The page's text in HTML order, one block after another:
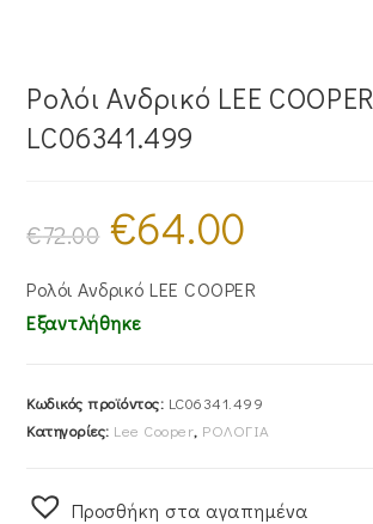
Ρολόι Ανδρικό LEE COOPER
LC06341.499
€72.00
Original
price
was:
€64.00
€64.00.
Ρολόι Ανδρικό LEE COOPER
Εξαντλήθηκε
Κωδικός προϊόντος: LC06341.499
Κατηγορίες: Lee Cooper, ΡΟΛΟΓΙΑ
Προσθήκη στα αγαπημένα